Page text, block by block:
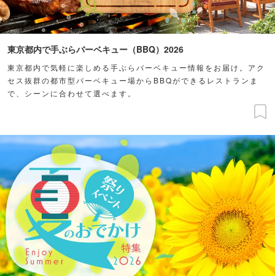
東京都内で手ぶらバーベキュー（BBQ）2026
東京都内で気軽に楽しめる手ぶらバーベキュー情報をお届け。アク
セス抜群の都市型バーベキュー場からBBQができるレストランま
で、シーンに合わせて選べます。